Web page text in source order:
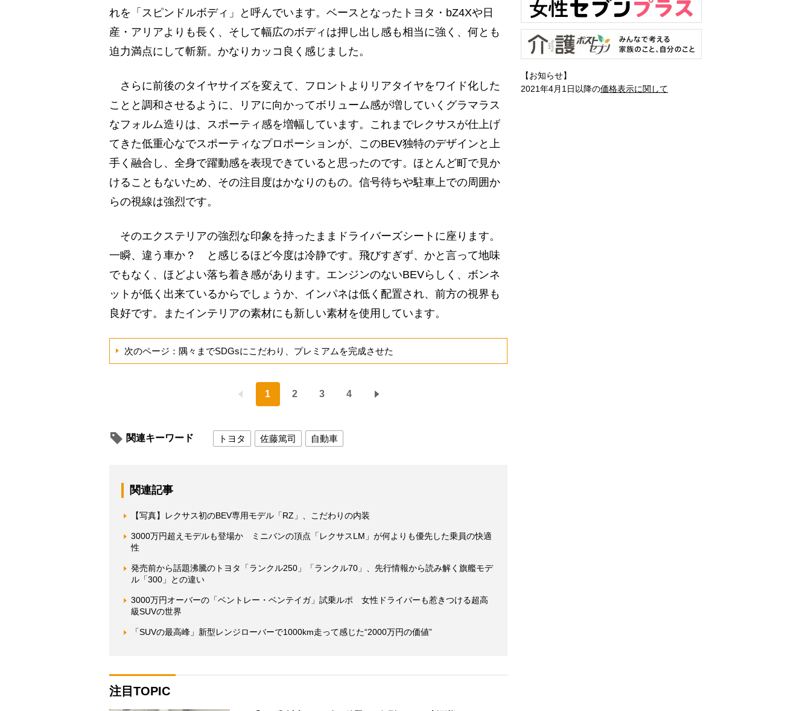
れを「スピンドルボディ」と呼んでいます。ベースとなったトヨタ・bZ4Xや日
産・アリアよりも長く、そして幅広のボディは押し出し感も相当に強く、何とも
迫力満点にして斬新。かなりカッコ良く感じました。
さらに前後のタイヤサイズを変えて、フロントよりリアタイヤをワイド化した
ことと調和させるように、リアに向かってボリューム感が増していくグラマラス
なフォルム造りは、スポーティ感を増幅しています。これまでレクサスが仕上げ
てきた低重心なでスポーティなプロポーションが、このBEV独特のデザインと上
手く融合し、全身で躍動感を表現できていると思ったのです。ほとんど町で見か
けることもないため、その注目度はかなりのもの。信号待ちや駐車上での周囲か
らの視線は強烈です。
そのエクステリアの強烈な印象を持ったままドライバーズシートに座ります。
一瞬、違う車か？ と感じるほど今度は冷静です。飛びすぎず、かと言って地味
でもなく、ほどよい落ち着き感があります。エンジンのないBEVらしく、ボンネ
ットが低く出来ているからでしょうか、インパネは低く配置され、前方の視界も
良好です。またインテリアの素材にも新しい素材を使用しています。
次のページ：隅々までSDGsにこだわり、プレミアムを完成させた
1 2 3 4
関連キーワード トヨタ 佐藤篤司 自動車
関連記事
【写真】レクサス初のBEV専用モデル「RZ」、こだわりの内装
3000万円超えモデルも登場か ミニバンの頂点「レクサスLM」が何よりも優先した乗員の快適
性
発売前から話題沸騰のトヨタ「ランクル250」「ランクル70」、先行情報から読み解く旗艦モデ
ル「300」との違い
3000万円オーバーの「ベントレー・ベンテイガ」試乗ルポ 女性ドライバーも惹きつける超高
級SUVの世界
「SUVの最高峰」新型レンジローバーで1000km走って感じた“2000万円の価値”
注目TOPIC
【お知らせ】
2021年4月1日以降の価格表示に関して